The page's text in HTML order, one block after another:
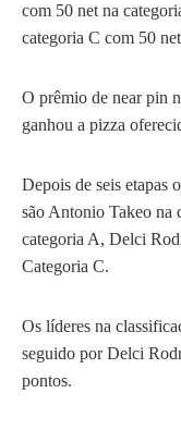
com 50 net na
categoria C com 50
O prêmio de near pin
ganhou a pizza
Depois de seis etapas
são Antonio Takeo na
categoria A, Delci
Categoria C.
Os líderes na
seguido por Delci
pontos.